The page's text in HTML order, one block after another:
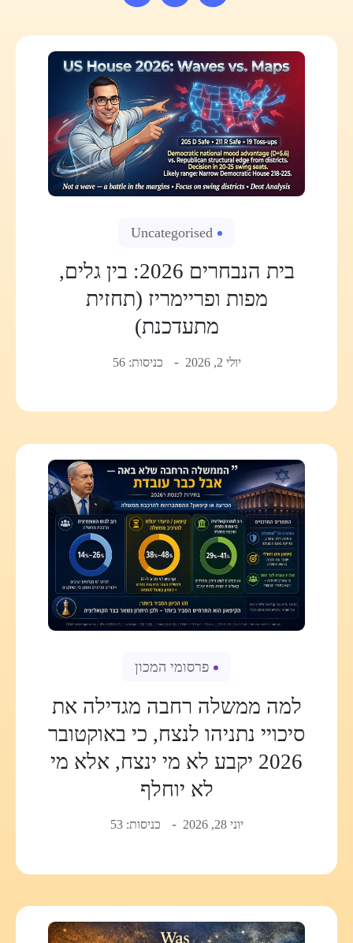
Uncategorised
בית הנבחרים 2026: בין גלים,
מפות ופריימריז (תחזית
מתעדכנת)
יולי 2, 2026 כניסות: 56
פרסומי המכון
למה ממשלה רחבה מגדילה את
סיכויי נתניהו לנצח, כי באוקטובר
2026 יקבע לא מי ינצח, אלא מי
לא יוחלף
יוני 28, 2026 כניסות: 53